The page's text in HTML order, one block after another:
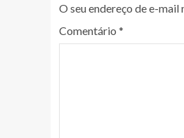
O seu endereço de e-mail
Comentário *